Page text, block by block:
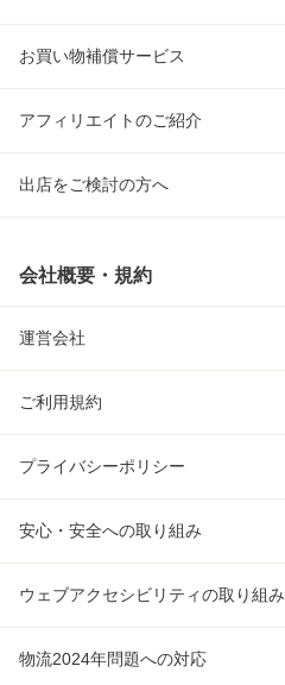
お買い物補償サービス
アフィリエイトのご紹介
出店をご検討の方へ
会社概要・規約
運営会社
ご利用規約
プライバシーポリシー
安心・安全への取り組み
ウェブアクセシビリティの取り組み
物流2024年問題への対応